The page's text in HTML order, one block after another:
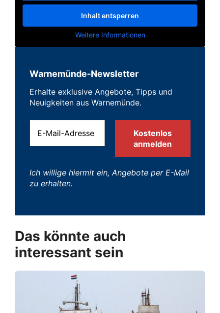
Inhalt entsperren
Weitere Informationen
Warnemünde-Newsletter
Erhalte exklusive Angebote, Tipps und
Neuigkeiten aus Warnemünde.
Ich willige hiermit ein, Angebote per E-Mail
zu erhalten.
Das könnte auch
interessant sein